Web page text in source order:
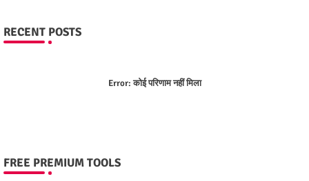
RECENT POSTS
Error:कोई परिणाम नहीं मिला
FREE PREMIUM TOOLS